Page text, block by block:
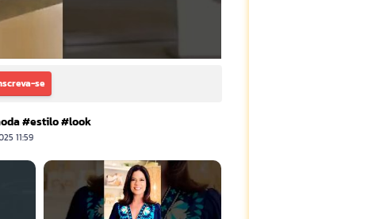
se
#estilo #look
11:59